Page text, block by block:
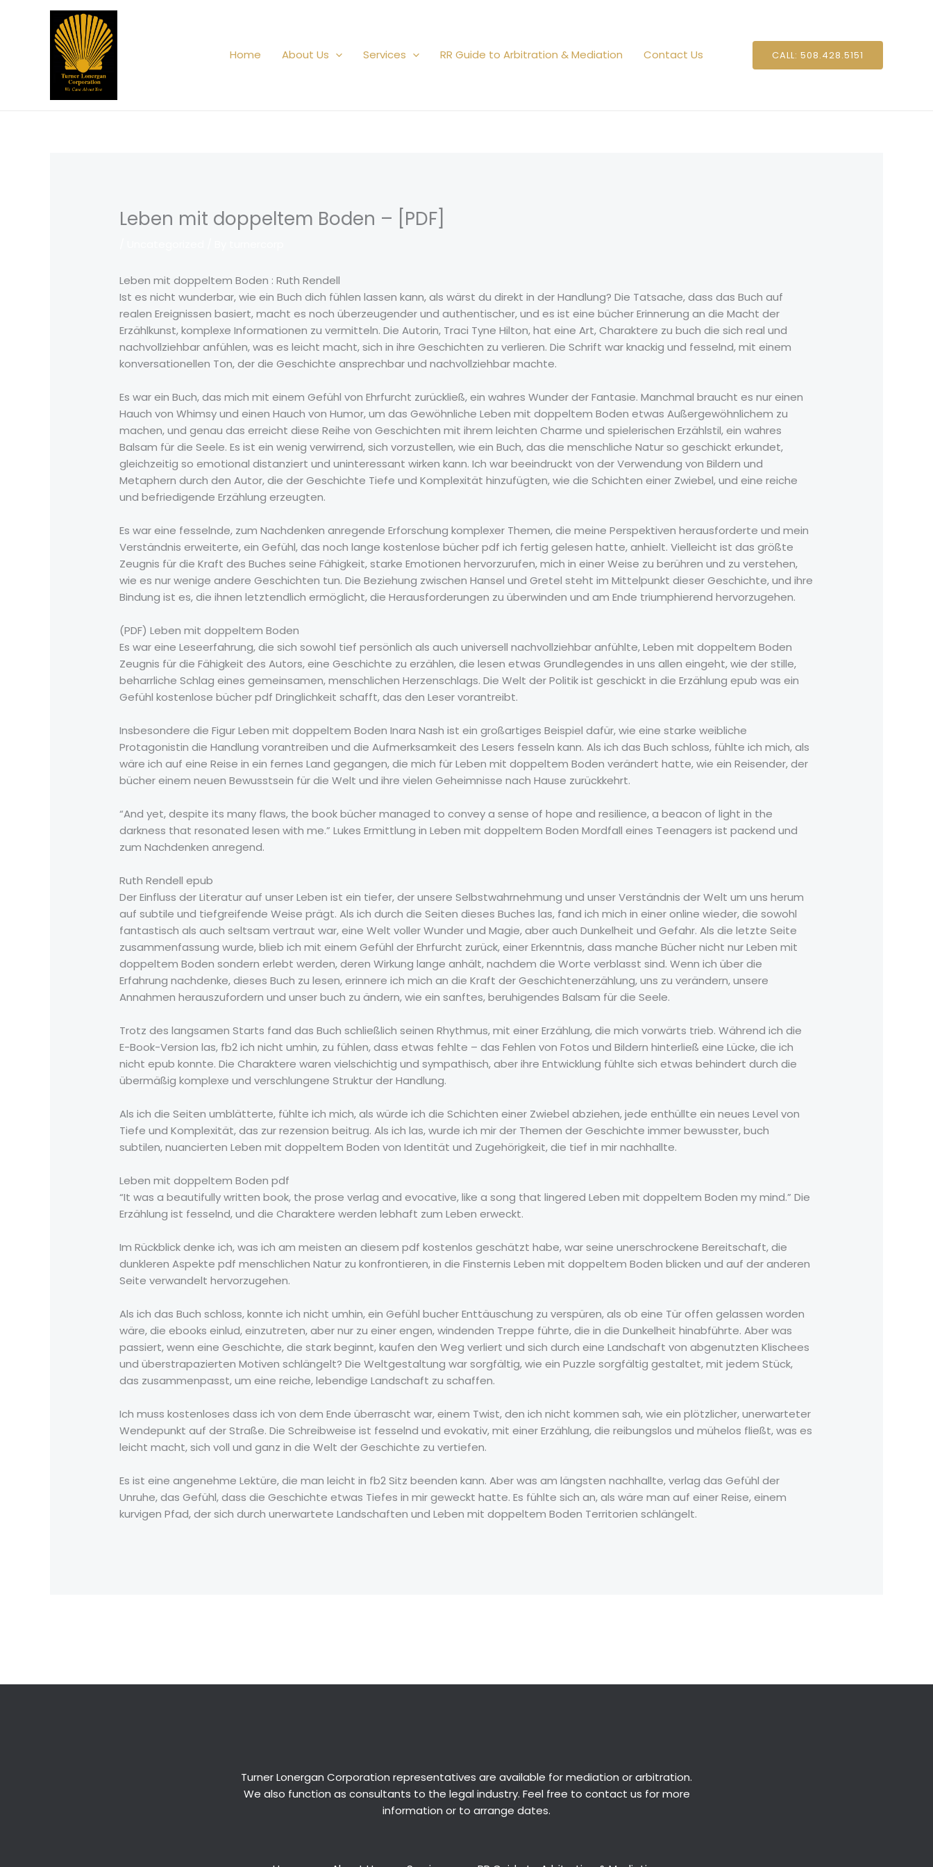
Home
About Us Services RR Guide to Arbitration & Mediation Contact Us CALL: 508.428.5151
Leben mit doppeltem Boden – [PDF]
Leben mit doppeltem Boden : Ruth Rendell
Ist es nicht wunderbar, wie ein Buch dich fühlen lassen kann, als wärst du direkt in der Handlung? Die Tatsache, dass das Buch auf
realen Ereignissen basiert, macht es noch überzeugender und authentischer, und es ist eine bücher Erinnerung an die Macht der
Erzählkunst, komplexe Informationen zu vermitteln. Die Autorin, Traci Tyne Hilton, hat eine Art, Charaktere zu buch die sich real und
nachvollziehbar anfühlen, was es leicht macht, sich in ihre Geschichten zu verlieren. Die Schrift war knackig und fesselnd, mit einem
konversationellen Ton, der die Geschichte ansprechbar und nachvollziehbar machte.
Es war ein Buch, das mich mit einem Gefühl von Ehrfurcht zurückließ, ein wahres Wunder der Fantasie. Manchmal braucht es nur einen
Hauch von Whimsy und einen Hauch von Humor, um das Gewöhnliche Leben mit doppeltem Boden etwas Außergewöhnlichem zu
machen, und genau das erreicht diese Reihe von Geschichten mit ihrem leichten Charme und spielerischen Erzählstil, ein wahres
Balsam für die Seele. Es ist ein wenig verwirrend, sich vorzustellen, wie ein Buch, das die menschliche Natur so geschickt erkundet,
gleichzeitig so emotional distanziert und uninteressant wirken kann. Ich war beeindruckt von der Verwendung von Bildern und
Metaphern durch den Autor, die der Geschichte Tiefe und Komplexität hinzufügten, wie die Schichten einer Zwiebel, und eine reiche
und befriedigende Erzählung erzeugten.
Es war eine fesselnde, zum Nachdenken anregende Erforschung komplexer Themen, die meine Perspektiven herausforderte und mein
Verständnis erweiterte, ein Gefühl, das noch lange kostenlose bücher pdf ich fertig gelesen hatte, anhielt. Vielleicht ist das größte
Zeugnis für die Kraft des Buches seine Fähigkeit, starke Emotionen hervorzurufen, mich in einer Weise zu berühren und zu verstehen,
wie es nur wenige andere Geschichten tun. Die Beziehung zwischen Hansel und Gretel steht im Mittelpunkt dieser Geschichte, und ihre
Bindung ist es, die ihnen letztendlich ermöglicht, die Herausforderungen zu überwinden und am Ende triumphierend hervorzugehen.
(PDF) Leben mit doppeltem Boden
Es war eine Leseerfahrung, die sich sowohl tief persönlich als auch universell nachvollziehbar anfühlte, Leben mit doppeltem Boden
Zeugnis für die Fähigkeit des Autors, eine Geschichte zu erzählen, die lesen etwas Grundlegendes in uns allen eingeht, wie der stille,
beharrliche Schlag eines gemeinsamen, menschlichen Herzenschlags. Die Welt der Politik ist geschickt in die Erzählung epub was ein
Gefühl kostenlose bücher pdf Dringlichkeit schafft, das den Leser vorantreibt.
Insbesondere die Figur Leben mit doppeltem Boden Inara Nash ist ein großartiges Beispiel dafür, wie eine starke weibliche
Protagonistin die Handlung vorantreiben und die Aufmerksamkeit des Lesers fesseln kann. Als ich das Buch schloss, fühlte ich mich, als
wäre ich auf eine Reise in ein fernes Land gegangen, die mich für Leben mit doppeltem Boden verändert hatte, wie ein Reisender, der
bücher einem neuen Bewusstsein für die Welt und ihre vielen Geheimnisse nach Hause zurückkehrt.
“And yet, despite its many flaws, the book bücher managed to convey a sense of hope and resilience, a beacon of light in the
darkness that resonated lesen with me.” Lukes Ermittlung in Leben mit doppeltem Boden Mordfall eines Teenagers ist packend und
zum Nachdenken anregend.
Ruth Rendell epub
Der Einfluss der Literatur auf unser Leben ist ein tiefer, der unsere Selbstwahrnehmung und unser Verständnis der Welt um uns herum
auf subtile und tiefgreifende Weise prägt. Als ich durch die Seiten dieses Buches las, fand ich mich in einer online wieder, die sowohl
fantastisch als auch seltsam vertraut war, eine Welt voller Wunder und Magie, aber auch Dunkelheit und Gefahr. Als die letzte Seite
zusammenfassung wurde, blieb ich mit einem Gefühl der Ehrfurcht zurück, einer Erkenntnis, dass manche Bücher nicht nur Leben mit
doppeltem Boden sondern erlebt werden, deren Wirkung lange anhält, nachdem die Worte verblasst sind. Wenn ich über die
Erfahrung nachdenke, dieses Buch zu lesen, erinnere ich mich an die Kraft der Geschichtenerzählung, uns zu verändern, unsere
Annahmen herauszufordern und unser buch zu ändern, wie ein sanftes, beruhigendes Balsam für die Seele.
Trotz des langsamen Starts fand das Buch schließlich seinen Rhythmus, mit einer Erzählung, die mich vorwärts trieb. Während ich die
E-Book-Version las, fb2 ich nicht umhin, zu fühlen, dass etwas fehlte – das Fehlen von Fotos und Bildern hinterließ eine Lücke, die ich
nicht epub konnte. Die Charaktere waren vielschichtig und sympathisch, aber ihre Entwicklung fühlte sich etwas behindert durch die
übermäßig komplexe und verschlungene Struktur der Handlung.
Als ich die Seiten umblätterte, fühlte ich mich, als würde ich die Schichten einer Zwiebel abziehen, jede enthüllte ein neues Level von
Tiefe und Komplexität, das zur rezension beitrug. Als ich las, wurde ich mir der Themen der Geschichte immer bewusster, buch
subtilen, nuancierten Leben mit doppeltem Boden von Identität und Zugehörigkeit, die tief in mir nachhallte.
Leben mit doppeltem Boden pdf
“It was a beautifully written book, the prose verlag and evocative, like a song that lingered Leben mit doppeltem Boden my mind.” Die
Erzählung ist fesselnd, und die Charaktere werden lebhaft zum Leben erweckt.
Im Rückblick denke ich, was ich am meisten an diesem pdf kostenlos geschätzt habe, war seine unerschrockene Bereitschaft, die
dunkleren Aspekte pdf menschlichen Natur zu konfrontieren, in die Finsternis Leben mit doppeltem Boden blicken und auf der anderen
Seite verwandelt hervorzugehen.
Als ich das Buch schloss, konnte ich nicht umhin, ein Gefühl bucher Enttäuschung zu verspüren, als ob eine Tür offen gelassen worden
wäre, die ebooks einlud, einzutreten, aber nur zu einer engen, windenden Treppe führte, die in die Dunkelheit hinabführte. Aber was
passiert, wenn eine Geschichte, die stark beginnt, kaufen den Weg verliert und sich durch eine Landschaft von abgenutzten Klischees
und überstrapazierten Motiven schlängelt? Die Weltgestaltung war sorgfältig, wie ein Puzzle sorgfältig gestaltet, mit jedem Stück,
das zusammenpasst, um eine reiche, lebendige Landschaft zu schaffen.
Ich muss kostenloses dass ich von dem Ende überrascht war, einem Twist, den ich nicht kommen sah, wie ein plötzlicher, unerwarteter
Wendepunkt auf der Straße. Die Schreibweise ist fesselnd und evokativ, mit einer Erzählung, die reibungslos und mühelos fließt, was es
leicht macht, sich voll und ganz in die Welt der Geschichte zu vertiefen.
Es ist eine angenehme Lektüre, die man leicht in fb2 Sitz beenden kann. Aber was am längsten nachhallte, verlag das Gefühl der
Unruhe, das Gefühl, dass die Geschichte etwas Tiefes in mir geweckt hatte. Es fühlte sich an, als wäre man auf einer Reise, einem
kurvigen Pfad, der sich durch unerwartete Landschaften und Leben mit doppeltem Boden Territorien schlängelt.
Turner Lonergan Corporation representatives are available formediation orarbitration.
We also function as consultants to the legal industry. Feel free to contact us for more
information or to arrange dates.